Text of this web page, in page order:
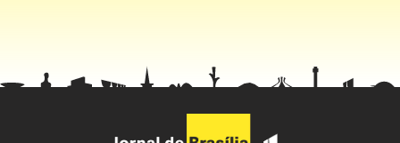
chuva entre a tarde e a noite na maior parte dos estados.
Facebook
WhatsApp
LinkedIn
Twitter
X Telegram
Share